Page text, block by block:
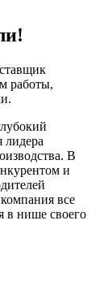
работы,
лидера
В
и
все
в нише своего